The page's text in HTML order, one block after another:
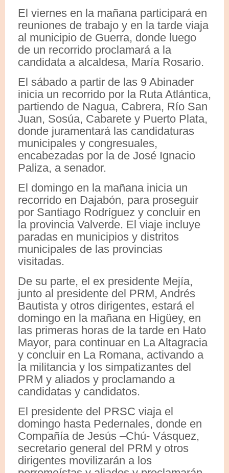
El viernes en la mañana participará en
reuniones de trabajo y en la tarde viaja
al municipio de Guerra, donde luego
de un recorrido proclamará a la
candidata a alcaldesa, María Rosario.
El sábado a partir de las 9 Abinader
inicia un recorrido por la Ruta Atlántica,
partiendo de Nagua, Cabrera, Río San
Juan, Sosúa, Cabarete y Puerto Plata,
donde juramentará las candidaturas
municipales y congresuales,
encabezadas por la de José Ignacio
Paliza, a senador.
El domingo en la mañana inicia un
recorrido en Dajabón, para proseguir
por Santiago Rodríguez y concluir en
la provincia Valverde. El viaje incluye
paradas en municipios y distritos
municipales de las provincias
visitadas.
De su parte, el ex presidente Mejía,
junto al presidente del PRM, Andrés
Bautista y otros dirigentes, estará el
domingo en la mañana en Higüey, en
las primeras horas de la tarde en Hato
Mayor, para continuar en La Altagracia
y concluir en La Romana, activando a
la militancia y los simpatizantes del
PRM y aliados y proclamando a
candidatas y candidatos.
El presidente del PRSC viaja el
domingo hasta Pedernales, donde en
Compañía de Jesús –Chú- Vásquez,
secretario general del PRM y otros
dirigentes movilizarán a los